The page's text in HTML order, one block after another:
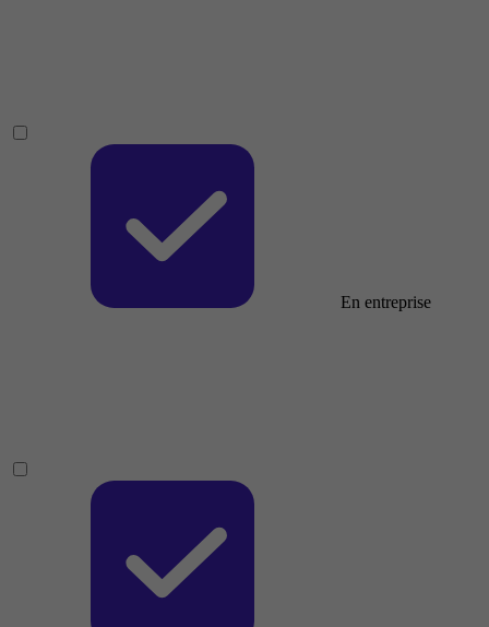
En entreprise